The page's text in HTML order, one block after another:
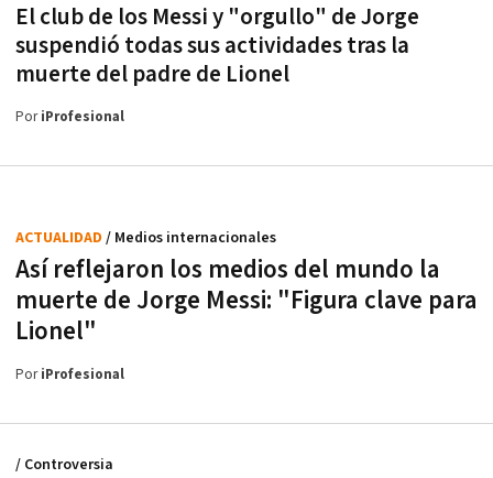
El club de los Messi y "orgullo" de Jorge
suspendió todas sus actividades tras la
muerte del padre de Lionel
PoriProfesional
Así reflejaron los medios del mundo la
muerte de Jorge Messi: "Figura clave para
Lionel"
ACTUALIDAD / Medios internacionales
PoriProfesional
/ Controversia